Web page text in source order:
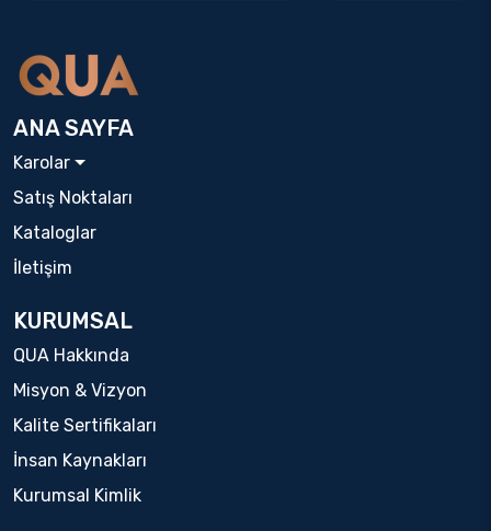
ANA SAYFA
Karolar
Satış Noktaları
Kataloglar
İletişim
KURUMSAL
QUA Hakkında
Misyon & Vizyon
Kalite Sertifikaları
İnsan Kaynakları
Kurumsal Kimlik